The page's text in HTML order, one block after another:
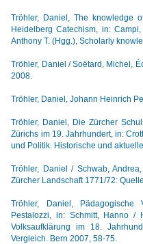
Tröhler, Daniel, The knowledge
Heidelberg Catechism, in:
Anthony T. (Hgg.), Scholarly
Tröhler, Daniel / Soëtard, Michel,
2008.
Tröhler, Daniel, Johann Heinrich
Tröhler, Daniel, Die Zürcher
Zürichs im 19. Jahrhundert, in:
und Politik. Historische und
Tröhler, Daniel / Schwab,
Zürcher Landschaft 1771/72:
Tröhler, Daniel, Pädagogische
Pestalozzi, in: Schmitt, Hanno /
Volksaufklärung im 18.
Vergleich. Bern 2007, 58-75.